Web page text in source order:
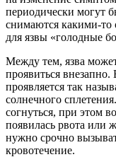
периодически могут
снимаются какими-то
для язвы «голодные
Между тем, язва
проявиться внезапно.
проявляется так
солнечного
согнуться, при этом
появилась рвота или
нужно срочно
кровотечение.